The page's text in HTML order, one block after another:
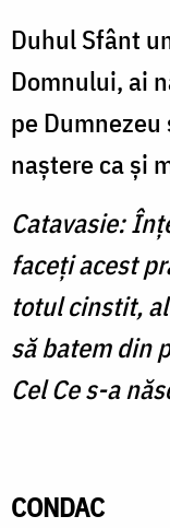
Duhul Sfânt
Domnului, ai
pe
naştere ca şi
Catavasie:
faceţi acest
totul cinstit,
să batem din
Cel Ce s-a
CONDAC